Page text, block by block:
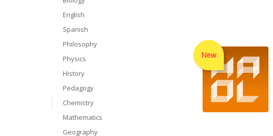
English
Spanish
Philosophy
Physics
History
Pedagogy
Chemistry
Mathematics
Geography
New